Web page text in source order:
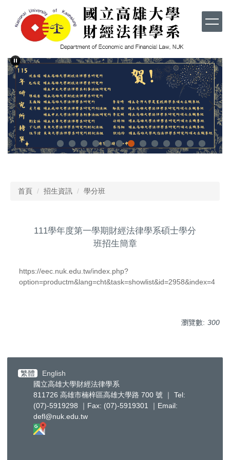
容
區
首頁 招生資訊 學分班
111學年度第一學期財經法律學系碩士學分
班招生簡章
https://eec.nuk.edu.tw/index.php?
option=productm&lang=cht&task=showlist&id=2958&index=4
瀏覽數: 300
繁體
English
國立高雄大學財經法律學系
811726 高雄市楠梓區高雄大學路 700 號 ｜ Tel:
(07)-5919298 ｜Fax: (07)-5919301 ｜Email:
defl@nuk.edu.tw